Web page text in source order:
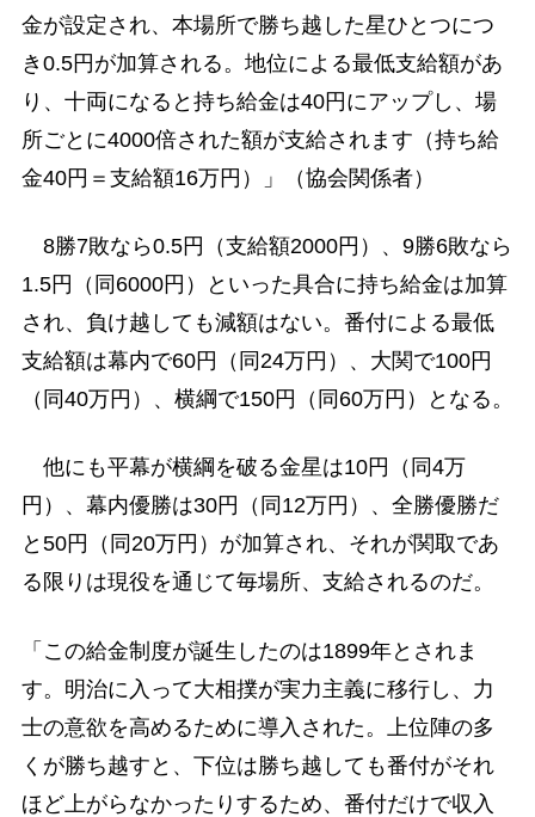
金が設定され、本場所で勝ち越した星ひとつにつ
き0.5円が加算される。地位による最低支給額があ
り、十両になると持ち給金は40円にアップし、場
所ごとに4000倍された額が支給されます（持ち給
金40円＝支給額16万円）」（協会関係者）
8勝7敗なら0.5円（支給額2000円）、9勝6敗なら
1.5円（同6000円）といった具合に持ち給金は加算
され、負け越しても減額はない。番付による最低
支給額は幕内で60円（同24万円）、大関で100円
（同40万円）、横綱で150円（同60万円）となる。
他にも平幕が横綱を破る金星は10円（同4万
円）、幕内優勝は30円（同12万円）、全勝優勝だ
と50円（同20万円）が加算され、それが関取であ
る限りは現役を通じて毎場所、支給されるのだ。
「この給金制度が誕生したのは1899年とされま
す。明治に入って大相撲が実力主義に移行し、力
士の意欲を高めるために導入された。上位陣の多
くが勝ち越すと、下位は勝ち越しても番付がそれ
ほど上がらなかったりするため、番付だけで収入